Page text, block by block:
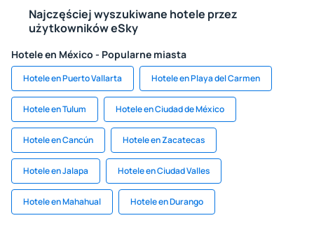
Najczęściej wyszukiwane hotele przez
użytkowników eSky
Hotele en México - Popularne miasta
Hotele en Puerto Vallarta Hotele en Playa del Carmen
Hotele en Tulum Hotele en Ciudad de México
Hotele en Cancún Hotele en Zacatecas
Hotele en Jalapa Hotele en Ciudad Valles
Hotele en Mahahual Hotele en Durango